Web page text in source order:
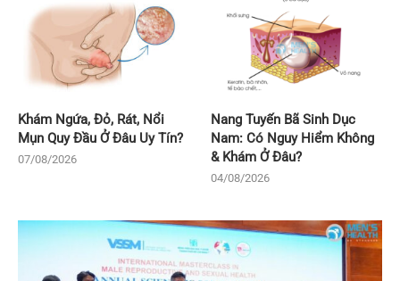
Khám Ngứa, Đỏ, Rát, Nổi
Mụn Quy Đầu Ở Đâu Uy Tín?
07/08/2026
Nang Tuyến Bã Sinh Dục
Nam: Có Nguy Hiểm Không
& Khám Ở Đâu?
04/08/2026